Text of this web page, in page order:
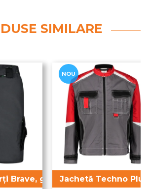
SIMILARE
Brave, gri
NOU
Jachetă Techno Plus